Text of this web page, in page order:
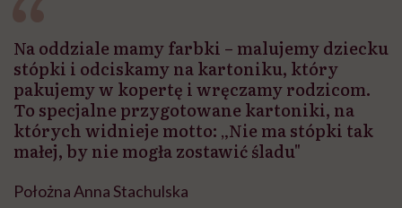
Na oddziale mamy farbki – malujemy dziecku
stópki i odciskamy na kartoniku, który
pakujemy w kopertę i wręczamy rodzicom.
To specjalne przygotowane kartoniki, na
których widnieje motto: „Nie ma stópki tak
małej, by nie mogła zostawić śladu"
Położna Anna Stachulska